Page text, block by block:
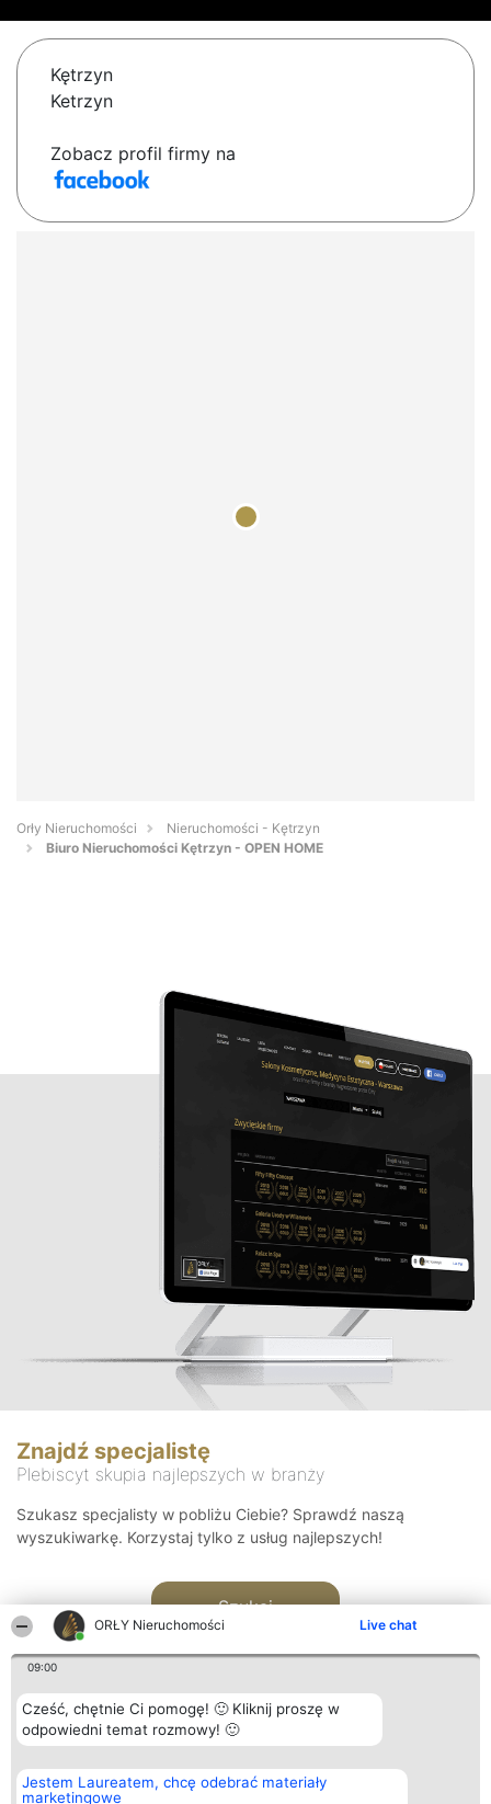
ORŁY Nieruchomości Live chat
09:00
Cześć, chętnie Ci pomogę! 🙂 Kliknij proszę w
odpowiedni temat rozmowy! 🙂
Jestem Laureatem, chcę odebrać materiały
marketingowe
Kętrzyn
Ketrzyn
Zobacz profil firmy na
Orły Nieruchomości
Nieruchomości - Kętrzyn
Biuro Nieruchomości Kętrzyn - OPEN HOME
Znajdź specjalistę
Plebiscyt skupia najlepszych w branży
Szukasz specjalisty w pobliżu Ciebie? Sprawdź naszą
wyszukiwarkę. Korzystaj tylko z usług najlepszych!
Szukaj
Organizator plebiscytu
Bright Side Solutions sp. z o.
o. sp. k.
Plebiscyt
Laureaci
Kontakt
Kontakt